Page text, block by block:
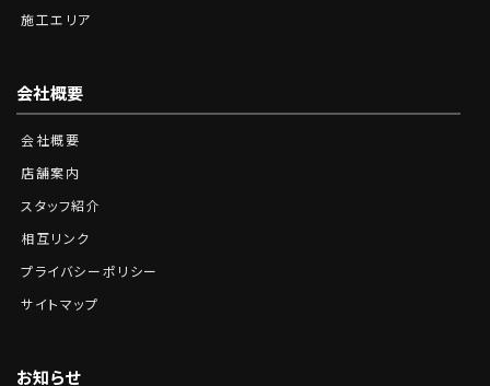
施工エリア
会社概要
会社概要
店舗案内
スタッフ紹介
相互リンク
プライバシーポリシー
サイトマップ
お知らせ